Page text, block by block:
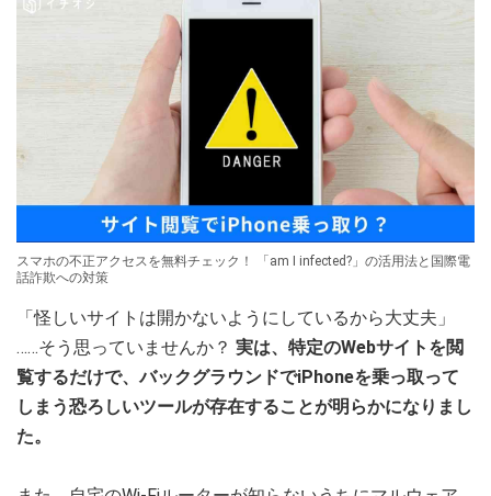
スマホの不正アクセスを無料チェック！ 「am I infected?」の活用法と国際電
話詐欺への対策
「怪しいサイトは開かないようにしているから大丈夫」
……そう思っていませんか？ 実は、特定のWebサイトを閲
覧するだけで、バックグラウンドでiPhoneを乗っ取って
しまう恐ろしいツールが存在することが明らかになりまし
た。